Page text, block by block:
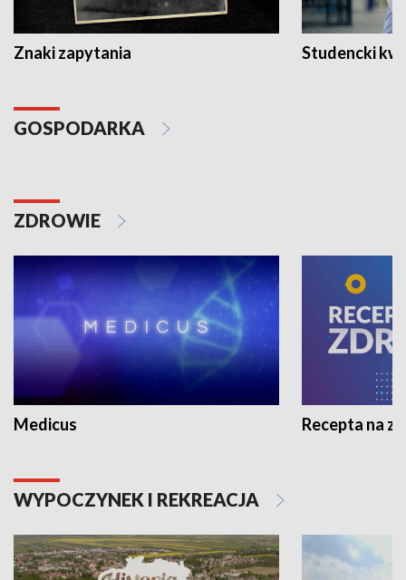
Znaki zapytania Studencki
GOSPODARKA
ZDROWIE
Medicus Recepta na
WYPOCZYNEK I REKREACJA